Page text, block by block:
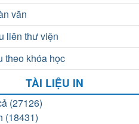
văn
liên thư viện
theo khóa học
TÀI LIỆU IN
(27126)
(18431)